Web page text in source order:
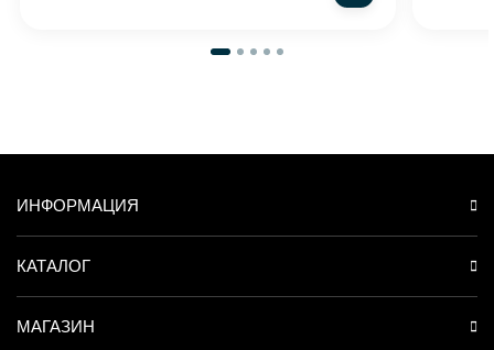
ИНФОРМАЦИЯ
КАТАЛОГ
МАГАЗИН